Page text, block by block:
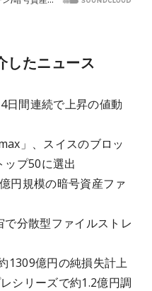
したニュース
日間連続で上昇の値動
」、スイスのブロッ
ップ50に選出
円規模の暗号資産ファ
で分散型ファイルストレ
1309億円の純損失計上
シリーズで約1.2億円調